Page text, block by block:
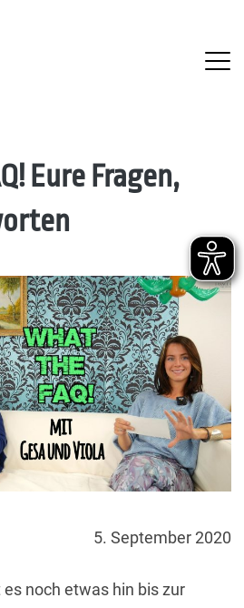
Eure Fragen,
5. September 2020
es noch etwas hin bis zur